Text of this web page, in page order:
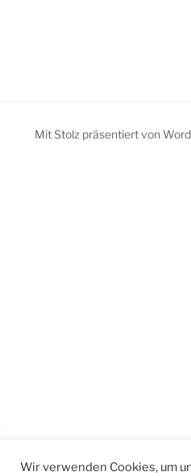
Mit Stolz präsentiert von
Wir verwenden Cookies, um